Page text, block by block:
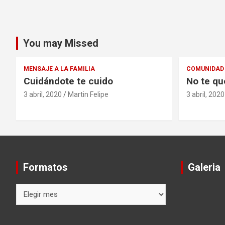
You may Missed
MENSAJE A LA FAMILIA
Cuidándote te cuido
3 abril, 2020 Martin Felipe
No te
3 abril, 2020
Formatos Galeria